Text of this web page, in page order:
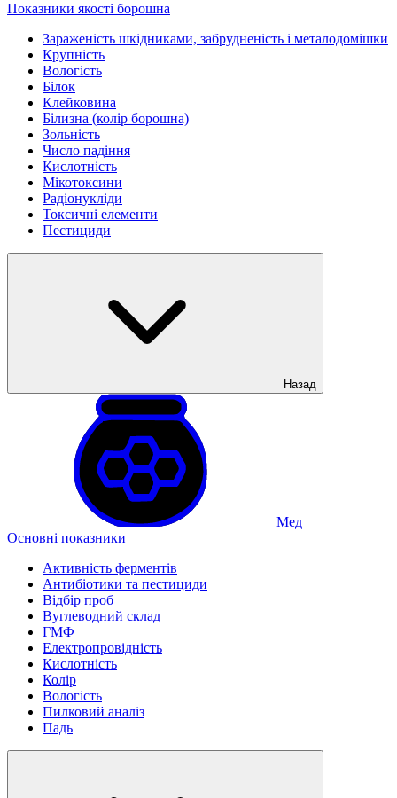
Показники якості борошна
Зараженість шкідниками, забрудненість і металодомішки
Крупність
Вологість
Білок
Клейковина
Білизна (колір борошна)
Зольність
Число падіння
Кислотність
Мікотоксини
Радіонукліди
Токсичні елементи
Пестициди
Назад
Мед
Основні показники
Активність ферментів
Антибіотики та пестициди
Відбір проб
Вуглеводний склад
ГМФ
Електропровідність
Кислотність
Колір
Вологість
Пилковий аналіз
Падь